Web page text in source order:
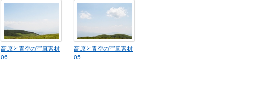
高原と青空の写真素材
06
高原と青空の写真素材
05